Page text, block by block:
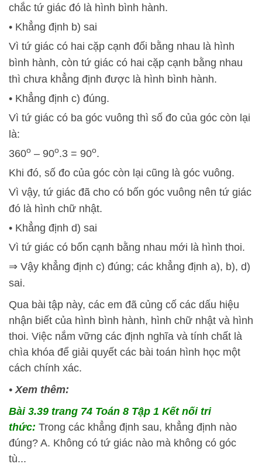
chắc tứ giác đó là hình bình hành.
• Khẳng định b) sai
Vì tứ giác có hai cặp cạnh đối bằng nhau là hình
bình hành, còn tứ giác có hai cặp cạnh bằng nhau
thì chưa khẳng định được là hình bình hành.
• Khẳng định c) đúng.
Vì tứ giác có ba góc vuông thì số đo của góc còn lại
là:
360o – 90o.3 = 90o.
Khi đó, số đo của góc còn lại cũng là góc vuông.
Vì vậy, tứ giác đã cho có bốn góc vuông nên tứ giác
đó là hình chữ nhật.
• Khẳng định d) sai
Vì tứ giác có bốn cạnh bằng nhau mới là hình thoi.
⇒ Vậy khẳng định c) đúng; các khẳng định a), b), d)
sai.
Qua bài tập này, các em đã củng cố các dấu hiệu
nhận biết của hình bình hành, hình chữ nhật và hình
thoi. Việc nắm vững các định nghĩa và tính chất là
chìa khóa để giải quyết các bài toán hình học một
cách chính xác.
•Xem thêm:
Bài 3.39 trang 74 Toán 8 Tập 1 Kết nối tri
thức: Trong các khẳng định sau, khẳng định nào
đúng? A. Không có tứ giác nào mà không có góc
tù...